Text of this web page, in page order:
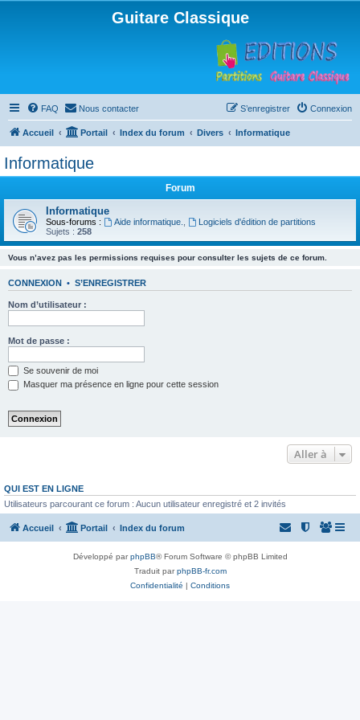
Guitare Classique
FAQ Nous contacter Connexion
S’enregistrer
Accueil Portail Index du forum Divers Informatique
Informatique
Forum
Informatique
Sous-forums : Aide informatique.
Logiciels d'édition de partitions
Sujets : 258
Vous n’avez pas les permissions requises pour consulter les sujets de ce forum.
CONNEXION • S’ENREGISTRER
Nom d’utilisateur :
Mot de passe :
Se souvenir de moi
Masquer ma présence en ligne pour cette session
Aller à
QUI EST EN LIGNE
Utilisateurs parcourant ce forum : Aucun utilisateur enregistré et 2 invités
Accueil Portail Index du forum
Développé parphpBB® Forum Software © phpBB Limited
Traduit parphpBB-fr.com
Confidentialité | Conditions